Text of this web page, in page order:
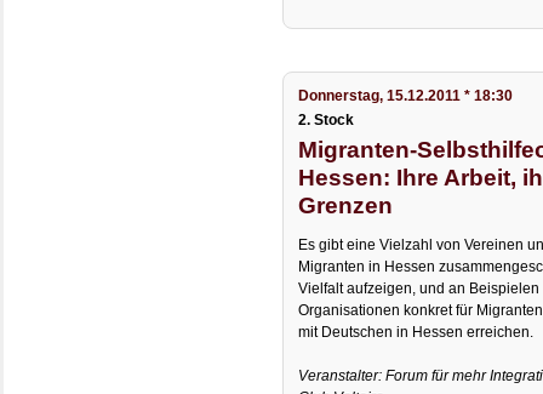
Donnerstag, 15.12.2011 * 18:30
2. Stock
Migranten-
Hessen: Ihre Arbeit,
Grenzen
Es gibt eine Vielzahl von Vereinen
Migranten in Hessen
Vielfalt aufzeigen, und an
Organisationen konkret für
mit Deutschen in Hessen erreichen.
Veranstalter: Forum für mehr